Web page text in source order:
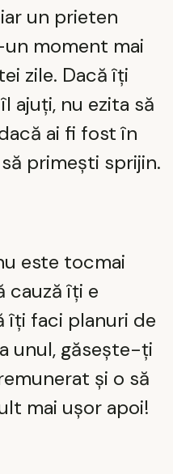
un prieten
moment mai
zile. Dacă îți
ajuți, nu ezita să
ai fi fost în
primești sprijin.
este tocmai
cauză îți e
îți faci planuri de
unul, găsește-ți
și o să
mai ușor apoi!